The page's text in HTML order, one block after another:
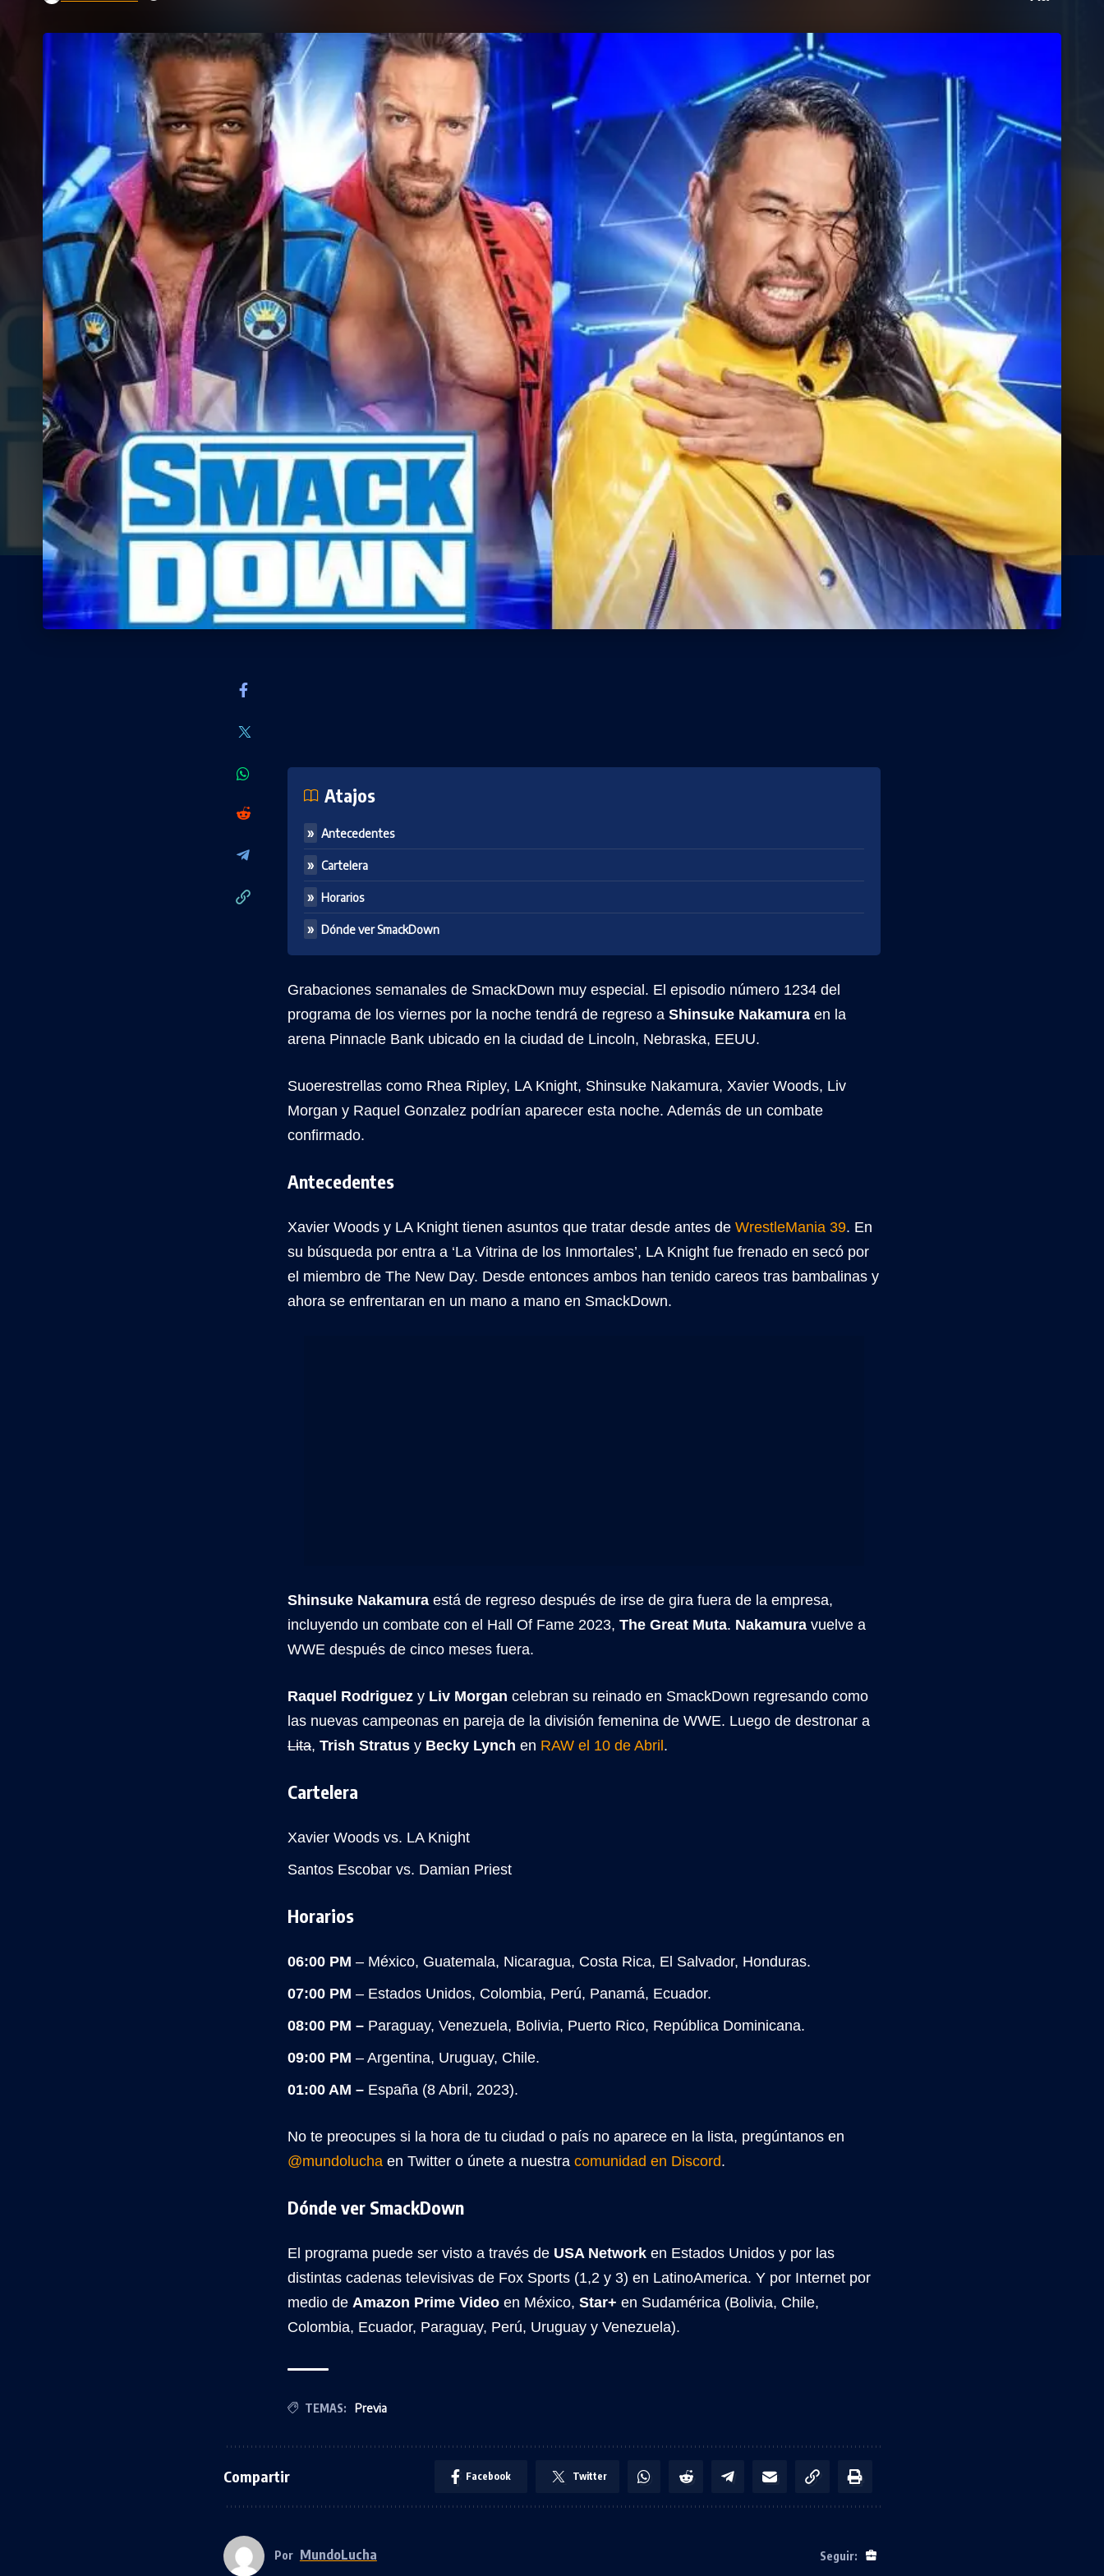
Atajos
Antecedentes
Cartelera
Horarios
Dónde ver SmackDown
Grabaciones semanales de SmackDown muy especial. El episodio número 1234 del
programa de los viernes por la noche tendrá de regreso a Shinsuke Nakamura en la
arena Pinnacle Bank ubicado en la ciudad de Lincoln, Nebraska, EEUU.
Suoerestrellas como Rhea Ripley, LA Knight, Shinsuke Nakamura, Xavier Woods, Liv
Morgan y Raquel Gonzalez podrían aparecer esta noche. Además de un combate
confirmado.
Antecedentes
Xavier Woods y LA Knight tienen asuntos que tratar desde antes de WrestleMania 39. En
su búsqueda por entra a ‘La Vitrina de los Inmortales’, LA Knight fue frenado en secó por
el miembro de The New Day. Desde entonces ambos han tenido careos tras bambalinas y
ahora se enfrentaran en un mano a mano en SmackDown.
Shinsuke Nakamura está de regreso después de irse de gira fuera de la empresa,
incluyendo un combate con el Hall Of Fame 2023, The Great Muta. Nakamura vuelve a
WWE después de cinco meses fuera.
Raquel Rodriguez y Liv Morgan celebran su reinado en SmackDown regresando como
las nuevas campeonas en pareja de la división femenina de WWE. Luego de destronar a
Lita, Trish Stratus y Becky Lynch en RAW el 10 de Abril.
Cartelera
Xavier Woods vs. LA Knight
Santos Escobar vs. Damian Priest
Horarios
06:00 PM – México, Guatemala, Nicaragua, Costa Rica, El Salvador, Honduras.
07:00 PM – Estados Unidos, Colombia, Perú, Panamá, Ecuador.
08:00 PM – Paraguay, Venezuela, Bolivia, Puerto Rico, República Dominicana.
09:00 PM – Argentina, Uruguay, Chile.
01:00 AM – España (8 Abril, 2023).
No te preocupes si la hora de tu ciudad o país no aparece en la lista, pregúntanos en
@mundolucha en Twitter o únete a nuestra comunidad en Discord.
Dónde ver SmackDown
El programa puede ser visto a través de USA Network en Estados Unidos y por las
distintas cadenas televisivas de Fox Sports (1,2 y 3) en LatinoAmerica. Y por Internet por
medio de Amazon Prime Video en México, Star+ en Sudamérica (Bolivia, Chile,
Colombia, Ecuador, Paraguay, Perú, Uruguay y Venezuela).
TEMAS: Previa
Compartir Facebook Twitter
Por MundoLucha Seguir: